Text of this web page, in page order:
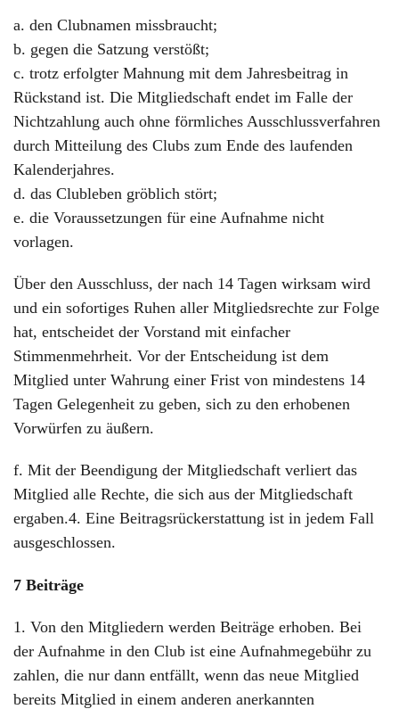
a. den Clubnamen missbraucht;
b. gegen die Satzung verstößt;
c. trotz erfolgter Mahnung mit dem Jahresbeitrag in
Rückstand ist. Die Mitgliedschaft endet im Falle der
Nichtzahlung auch ohne förmliches Ausschlussverfahren
durch Mitteilung des Clubs zum Ende des laufenden
Kalenderjahres.
d. das Clubleben gröblich stört;
e. die Voraussetzungen für eine Aufnahme nicht
vorlagen.
Über den Ausschluss, der nach 14 Tagen wirksam wird
und ein sofortiges Ruhen aller Mitgliedsrechte zur Folge
hat, entscheidet der Vorstand mit einfacher
Stimmenmehrheit. Vor der Entscheidung ist dem
Mitglied unter Wahrung einer Frist von mindestens 14
Tagen Gelegenheit zu geben, sich zu den erhobenen
Vorwürfen zu äußern.
f. Mit der Beendigung der Mitgliedschaft verliert das
Mitglied alle Rechte, die sich aus der Mitgliedschaft
ergaben.4. Eine Beitragsrückerstattung ist in jedem Fall
ausgeschlossen.
7 Beiträge
1. Von den Mitgliedern werden Beiträge erhoben. Bei
der Aufnahme in den Club ist eine Aufnahmegebühr zu
zahlen, die nur dann entfällt, wenn das neue Mitglied
bereits Mitglied in einem anderen anerkannten